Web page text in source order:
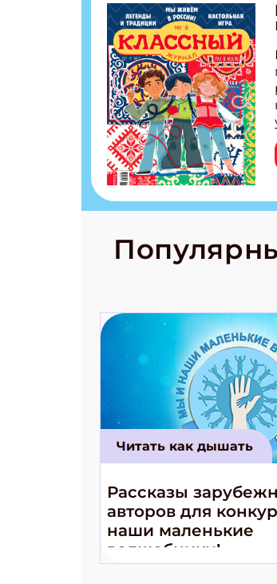
Читать как дышать
Рассказы
авторов для
наши маленькие
волшебники!»